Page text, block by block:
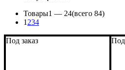
Товары1 — 24(всего 84)
1 234
Под заказ Под